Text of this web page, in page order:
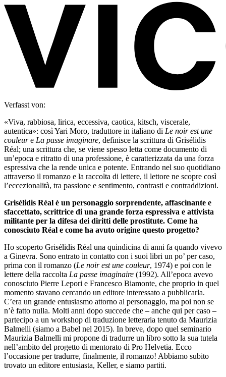
Verfasst von:
«Viva, rabbiosa, lirica, eccessiva, caotica, kitsch, viscerale,
autentica»: così Yari Moro, traduttore in italiano di Le noir est une
couleure La passe imaginare, definisce la scrittura di Grisélidis
Réal; una scrittura che, se viene spesso letta come documento di
un’epoca e ritratto di una professione, è caratterizzata da una forza
espressiva che la rende unica e potente. Entrando nel suo quotidiano
attraverso il romanzo e la raccolta di lettere, il lettore ne scopre così
l’eccezionalità, tra passione e sentimento, contrasti e contraddizioni.
Grisélidis Réal è un personaggio sorprendente, affascinante e
sfaccettato, scrittrice di una grande forza espressiva e attivista
militante per la difesa dei diritti delle prostitute. Come ha
conosciuto Réal e come ha avuto origine questo progetto?
Ho scoperto Grisélidis Réal una quindicina di anni fa quando vivevo
a Ginevra. Sono entrato in contatto con i suoi libri un po’ per caso,
prima con il romanzo (Le noir est une couleur, 1974) e poi con le
lettere della raccolta La passe imaginaire (1992). All’epoca avevo
conosciuto Pierre Lepori e Francesco Biamonte, che proprio in quel
momento stavano cercando un editore interessato a pubblicarla.
C’era un grande entusiasmo attorno al personaggio, ma poi non se
n’è fatto nulla. Molti anni dopo succede che – anche qui per caso –
partecipo a un workshop di traduzione letteraria tenuto da Maurizia
Balmelli (siamo a Babel nel 2015). In breve, dopo quel seminario
Maurizia Balmelli mi propone di tradurre un libro sotto la sua tutela
nell’ambito del progetto di mentorato di Pro Helvetia. Ecco
l’occasione per tradurre, finalmente, il romanzo! Abbiamo subito
trovato un editore entusiasta, Keller, e siamo partiti.